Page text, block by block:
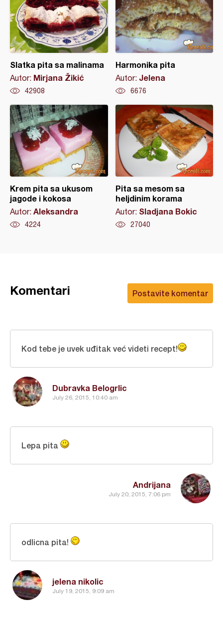
Slatka pita sa malinama
Autor: Mirjana Žikić
42908
Harmonika pita
Autor: Jelena
6676
Krem pita sa ukusom
jagode i kokosa
Autor: Aleksandra
4224
Pita sa mesom sa
heljdinim korama
Autor: Sladjana Bokic
27040
Postavite komentar
Komentari
Dubravka Belogrlic
July 26, 2015, 10:40 am
Kod tebe je uvek uđitak već videti recept!
Andrijana
July 20, 2015, 7:06 pm
Lepa pita
jelena nikolic
July 19, 2015, 9:09 am
odlicna pita!